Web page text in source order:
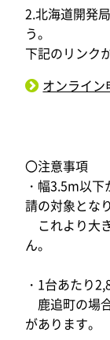
2.北海道開発
う。
下記のリンク
オンライン
〇注意事項
・幅3.5m以
請の対象とな
これより大
ん。
・1台あたり
鹿追町の場
があります。